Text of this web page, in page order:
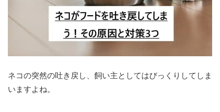
ネコの突然の吐き戻し、飼い主としてはびっくりしてしま
いますよね。